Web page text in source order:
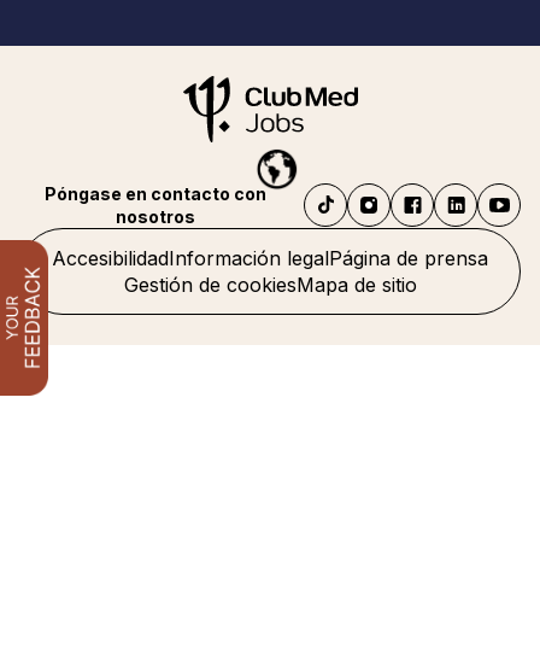
AccesibilidadInformación legalPágina de prensa
Gestión de cookiesMapa de sitio
Póngase en contacto con
nosotros